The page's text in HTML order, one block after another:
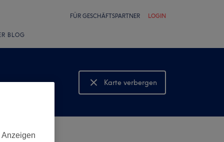
FÜR GESCHÄFTSPARTNER LOGIN
BLOG
Karte verbergen
Karte anzeigen